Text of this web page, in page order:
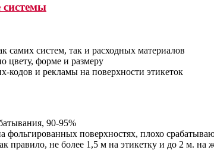
самих систем, так и расходных материалов
цвету, форме и размеру
кодов и рекламы на поверхности этикеток
90-95%
поверхностях, плохо
правило, не более 1,5 м на этикетку и до 2 м. на